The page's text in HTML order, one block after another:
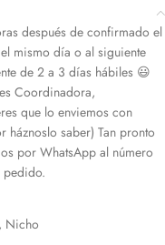
después de confirmado el
mismo día o al siguiente
de 2 a 3 días hábiles 😃
Coordinadora,
que lo enviemos con
saber) Tan pronto
por WhatsApp al número
pedido.
, Nicho